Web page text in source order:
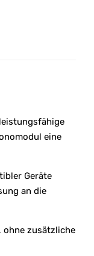
eine
Geräte
an die
ohne zusätzliche